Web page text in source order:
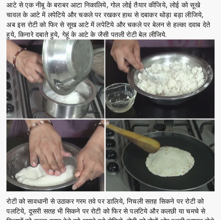
आटे से एक नीबू के बराबर आटा निकालिये, गोल लोई तैयार कीजिये, लोई को सूखे
चावल के आटे में लपेटिये और चकले पर रखकर हाथ से दबाकर थोड़ा बड़ा लीजिये,
अब इस रोटी को फिर से सूख आटे में लपेटिये और चकले पर बेलन से हल्का दवाब देते
हुये, किनारे दबाते हुये, गेहूं के आटे के जैसी पतली रोटी बेल लीजिये.
रोटी को सावधानी से उठाकर गरम तवे पर डालिये, निचली सतह सिकने पर रोटी को
पलटिये, दूसरी सतह भी सिकने पर रोटी को फिर से पलटिये और कलछी या चमचे से